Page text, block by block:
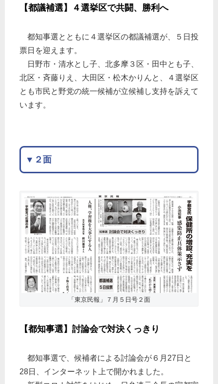
【都議補選】４選挙区で共闘、勝利へ
都知事選とともに４選挙区の都議補選が、５日投
票日を迎えます。
日野市・清水とし子、北多摩３区・田中とも子、
北区・斉藤りえ、大田区・松木かりんと、４選挙区
とも市民と野党の統一候補が立候補し支持を訴えて
います。
▼２面
「東京民報」７月５日号２面
【都知事選】討論会で対決くっきり
都知事選で、候補者による討論会が６月27日と
28日、インターネット上で開かれました。